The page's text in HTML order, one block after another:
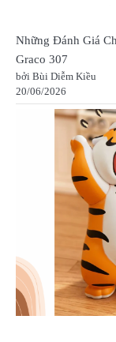
Những Đánh Giá
Graco 307
bởi Bùi Diễm Kiều
20/06/2026